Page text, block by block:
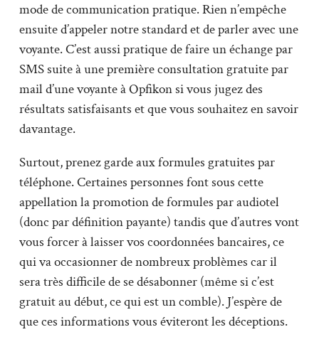
mode de communication pratique. Rien n’empêche
ensuite d’appeler notre standard et de parler avec une
voyante. C’est aussi pratique de faire un échange par
SMS suite à une première consultation gratuite par
mail d’une voyante à Opfikon si vous jugez des
résultats satisfaisants et que vous souhaitez en savoir
davantage.
Surtout, prenez garde aux formules gratuites par
téléphone. Certaines personnes font sous cette
appellation la promotion de formules par audiotel
(donc par définition payante) tandis que d’autres vont
vous forcer à laisser vos coordonnées bancaires, ce
qui va occasionner de nombreux problèmes car il
sera très difficile de se désabonner (même si c’est
gratuit au début, ce qui est un comble). J’espère de
que ces informations vous éviteront les déceptions.